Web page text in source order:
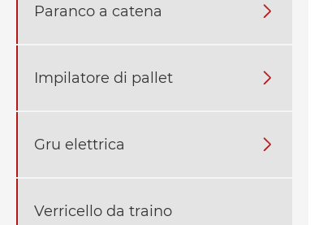
Paranco a catena 
Impilatore di pallet 
Gru elettrica 
Verricello da traino